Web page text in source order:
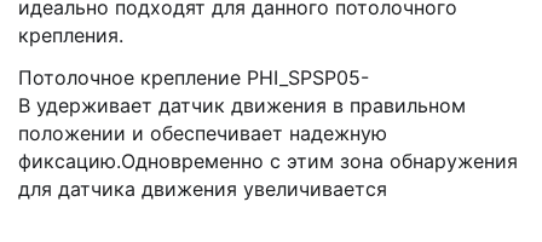
идеально подходят для данного потолочного
крепления.
Потолочное крепление PHI_SPSP05-
B удерживает датчик движения в правильном
положении и обеспечивает надежную
фиксацию.Одновременно с этим зона обнаружения
для датчика движения увеличивается